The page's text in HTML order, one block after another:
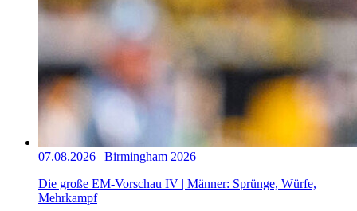
07.08.2026 | Birmingham 2026
Die große EM-Vorschau IV | Männer: Sprünge, Würfe,
Mehrkampf